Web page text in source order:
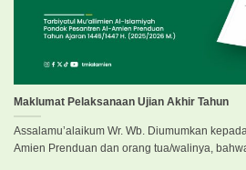
Maklumat Pelaksanaan Ujian Akhir Tahun
Assalamu’alaikum Wr. Wb. Diumumkan
Amien Prenduan dan orang tua/walinya,